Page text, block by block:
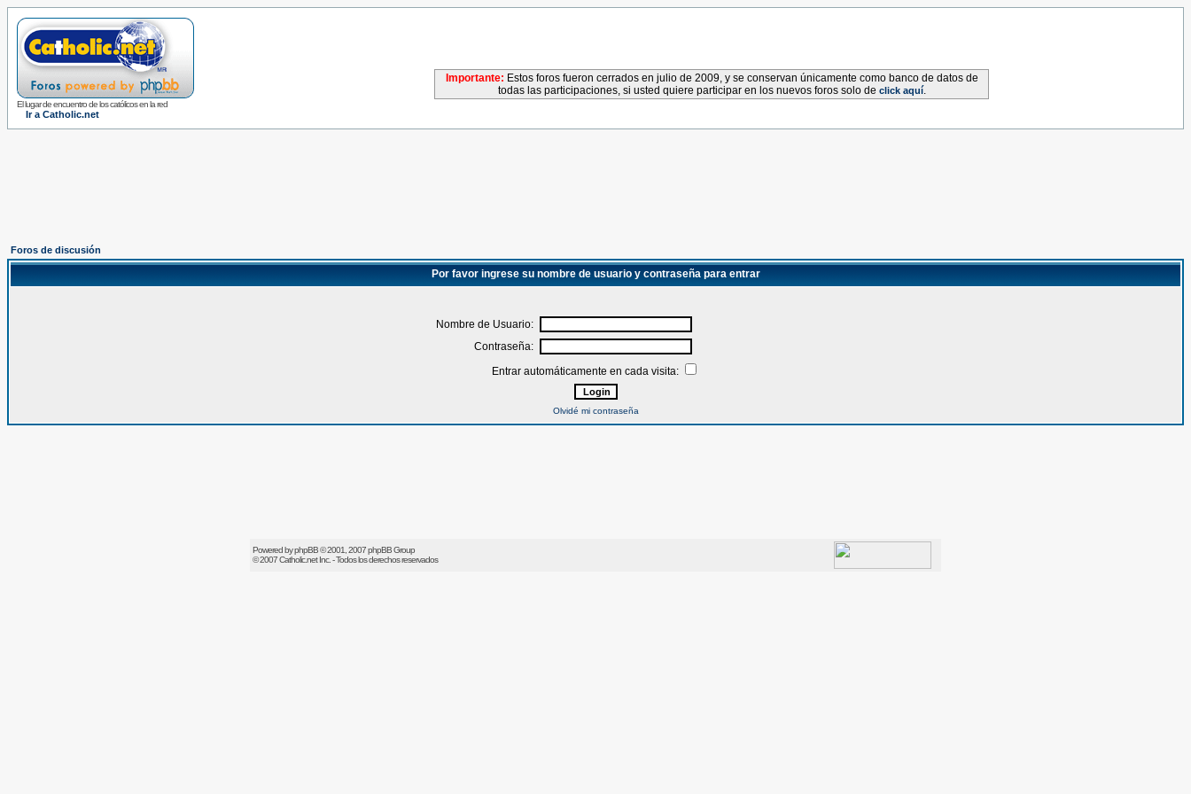
El lugar de encuentro de los católicos en la red
Ir a Catholic.net
Importante: Estos foros fueron cerrados en julio de 2009, y se conservan únicamente como banco de datos de
todas las participaciones, si usted quiere participar en los nuevos foros solo de click aquí.
Foros de discusión
Por favor ingrese su nombre de usuario y contraseña para entrar
Nombre de Usuario:
Contraseña:
Entrar automáticamente en cada visita:
Olvidé mi contraseña
Powered byphpBB© 2001, 2007 phpBB Group
© 2007Catholic.netInc. - Todos los derechos reservados